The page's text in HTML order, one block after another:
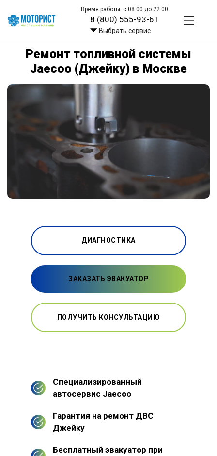
Время работы: с 08:00 до 22:00
8 (800) 555-93-61
Выбрать сервис
Ремонт топливной системы
Jaecoo (Джейку) в Москве
ДИАГНОСТИКА
ЗАКАЗАТЬ ЭВАКУАТОР
ПОЛУЧИТЬ КОНСУЛЬТАЦИЮ
Специализированный
автосервис Jaecoo
Гарантия на ремонт ДВС
Джейку
Бесплатный эвакуатор при